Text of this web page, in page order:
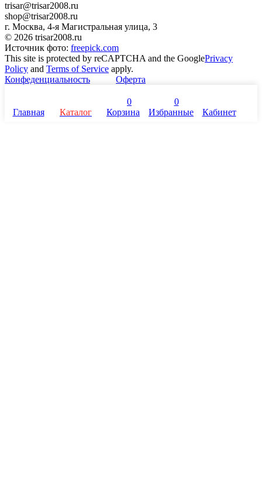
trisar@trisar2008.ru
shop@trisar2008.ru
г. Москва, 4-я Магистральная улица, 3
© 2026 trisar2008.ru
Источник фото: freepick.com
This site is protected by reCAPTCHA and the GooglePrivacy
Policy and Terms of Service apply.
Конфеденциальность
Оферта
Главная Каталог
0
Корзина
0
Избранные
Кабинет